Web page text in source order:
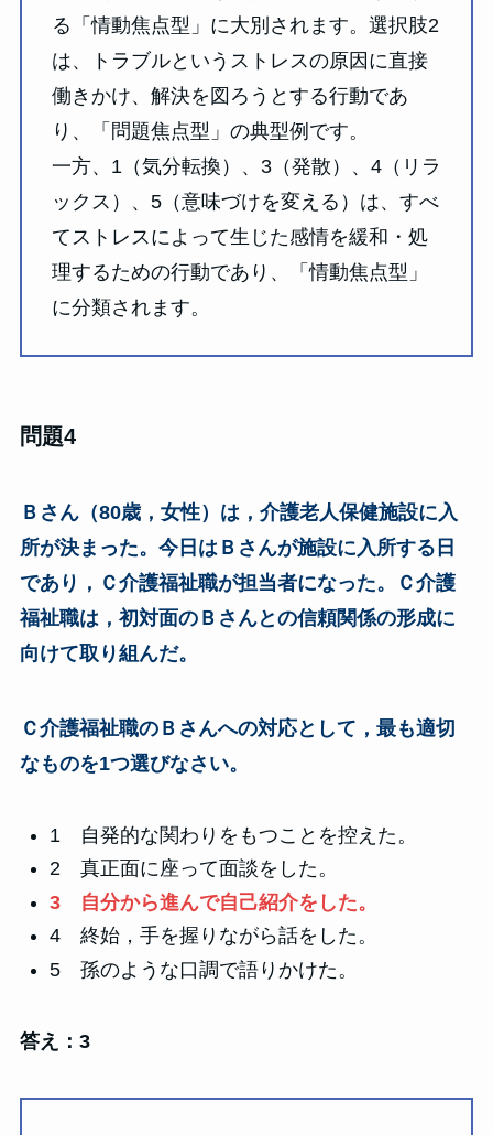
る「情動焦点型」に大別されます。選択肢2
は、トラブルというストレスの原因に直接
働きかけ、解決を図ろうとする行動であ
り、「問題焦点型」の典型例です。
一方、1（気分転換）、3（発散）、4（リラ
ックス）、5（意味づけを変える）は、すべ
てストレスによって生じた感情を緩和・処
理するための行動であり、「情動焦点型」
に分類されます。
問題4
Ｂさん（80歳，女性）は，介護老人保健施設に入
所が決まった。今日はＢさんが施設に入所する日
であり，Ｃ介護福祉職が担当者になった。Ｃ介護
福祉職は，初対面のＢさんとの信頼関係の形成に
向けて取り組んだ。
Ｃ介護福祉職のＢさんへの対応として，最も適切
なものを1つ選びなさい。
1 自発的な関わりをもつことを控えた。
2 真正面に座って面談をした。
3 自分から進んで自己紹介をした。
4 終始，手を握りながら話をした。
5 孫のような口調で語りかけた。
答え：3